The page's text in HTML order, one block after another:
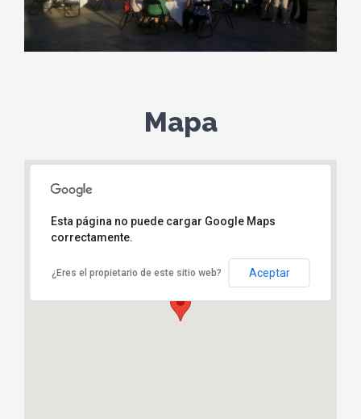
Mapa
Jardineria Singilia Barba (Sede oficial)
952 70 17 70
Esta página no puede cargar Google Maps
correctamente.
¿Eres el propietario de este sitio web? Aceptar